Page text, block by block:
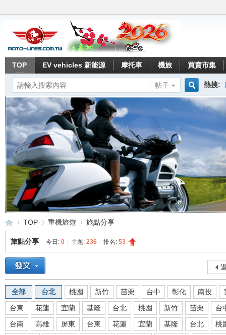
TOP EV vehicles 新能源 摩托車 機旅 買賣市集
帖子
搜
熱搜:
»
TOP 重機旅遊 旅點分享
旅點分享 今日: 0 主題: 236 排名: 53
全部 台北 桃園 新竹 苗栗 台中 彰化 南投
台東
花蓮 宜蘭 基隆 台北 桃園 新竹 苗栗
台
台南
高雄 屏東 台東 花蓮 宜蘭 基隆 台北
桃